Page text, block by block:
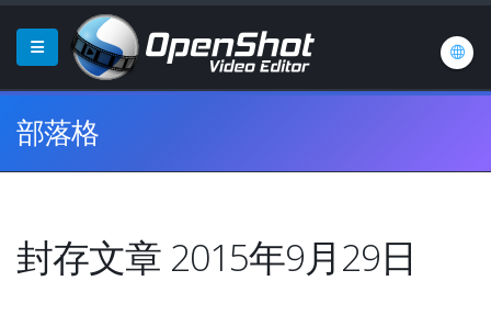
部落格
封存文章 2015年9月29日